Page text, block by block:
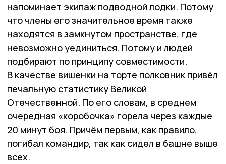
напоминает экипаж подводной лодки. Потому
что члены его значительное время также
находятся в замкнутом пространстве, где
невозможно уединиться. Потому и людей
подбирают по принципу совместимости.
В качестве вишенки на торте полковник привёл
печальную статистику Великой
Отечественной. По его словам, в среднем
очередная «коробочка» горела через каждые
20 минут боя. Причём первым, как правило,
погибал командир, так как сидел в башне выше
всех.